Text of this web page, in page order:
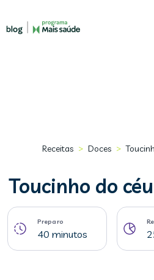
Receitas > Doces >
Toucinho do
Preparo
40 minutos